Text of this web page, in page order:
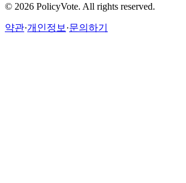
© 2026 PolicyVote. All rights reserved.
약관·개인정보 ·문의하기